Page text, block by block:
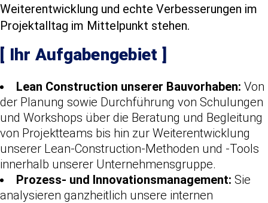
Weiterentwicklung und echte Verbesserungen im
Projektalltag im Mittelpunkt stehen.
[ Ihr Aufgabengebiet ]
Lean Construction unserer Bauvorhaben: Von
der Planung sowie Durchführung von Schulungen
und Workshops über die Beratung und Begleitung
von Projektteams bis hin zur Weiterentwicklung
unserer Lean-Construction-Methoden und -Tools
innerhalb unserer Unternehmensgruppe.
Prozess- und Innovationsmanagement: Sie
analysieren ganzheitlich unsere internen